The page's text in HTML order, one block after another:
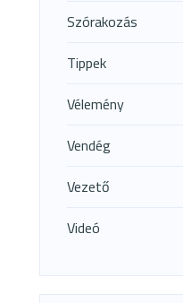
Szórakozás
Tippek
Vélemény
Vendég
Vezető
Videó